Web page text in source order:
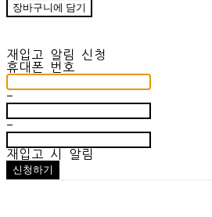
장바구니에 담기
재입고 알림 신청
휴대폰 번호
-
-
재입고 시 알림
신청하기